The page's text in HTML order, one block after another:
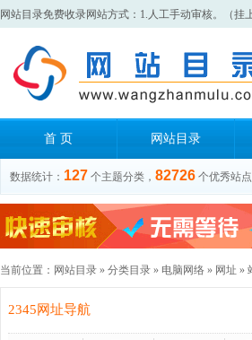
网站目录免费收录网站方式：1.人工手动审核。（挂
首 页 网站目录
数据统计： 127 个主题分类， 82726 个优秀站点
当前位置： 网站目录 » 分类目录 » 电脑网络 » 网址 »
2345网址导航